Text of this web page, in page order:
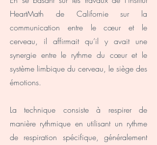
HeartMath de Californie sur la
communication entre le cœur et le
cerveau, il affirmait qu’il y avait une
synergie entre le rythme du cœur et le
système limbique du cerveau, le siège des
émotions.
La technique consiste à respirer de
manière rythmique en utilisant un rythme
de respiration spécifique, généralement